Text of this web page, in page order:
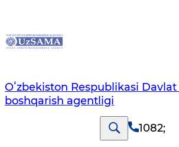
Oʻzbekiston Respublikasi
boshqarish agentligi
1082;